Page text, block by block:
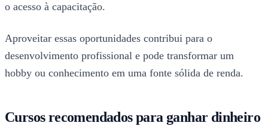
o acesso à capacitação.
Aproveitar essas oportunidades contribui para o
desenvolvimento profissional e pode transformar um
hobby ou conhecimento em uma fonte sólida de renda.
Cursos recomendados para ganhar dinheiro